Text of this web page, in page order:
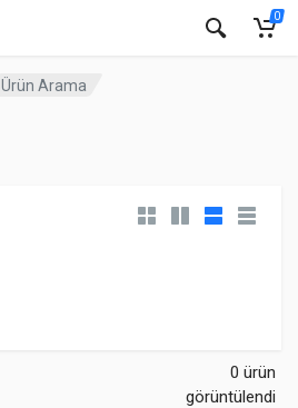
0
Ürün Arama
0 ürün
görüntülendi